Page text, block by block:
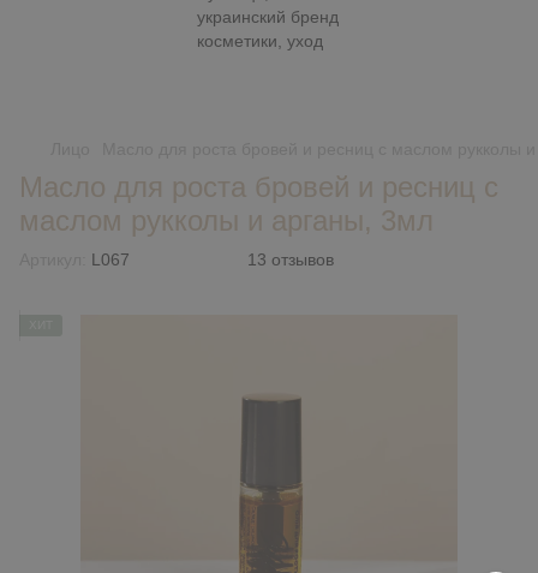
Масло для роста бровей и ресниц с
маслом рукколы и арганы, 3мл
L067 13 отзывов